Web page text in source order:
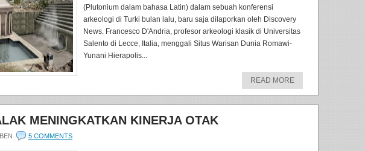
(Plutonium dalam bahasa Latin) dalam sebuah konferensi
arkeologi di Turki bulan lalu, baru saja dilaporkan oleh Discovery
News. Francesco D'Andria, profesor arkeologi klasik di Universitas
Salento di Lecce, Italia, menggali Situs Warisan Dunia Romawi-
Yunani Hierapolis...
READ MORE
MENINGKATKAN KINERJA OTAK
BEN 5 COMMENTS